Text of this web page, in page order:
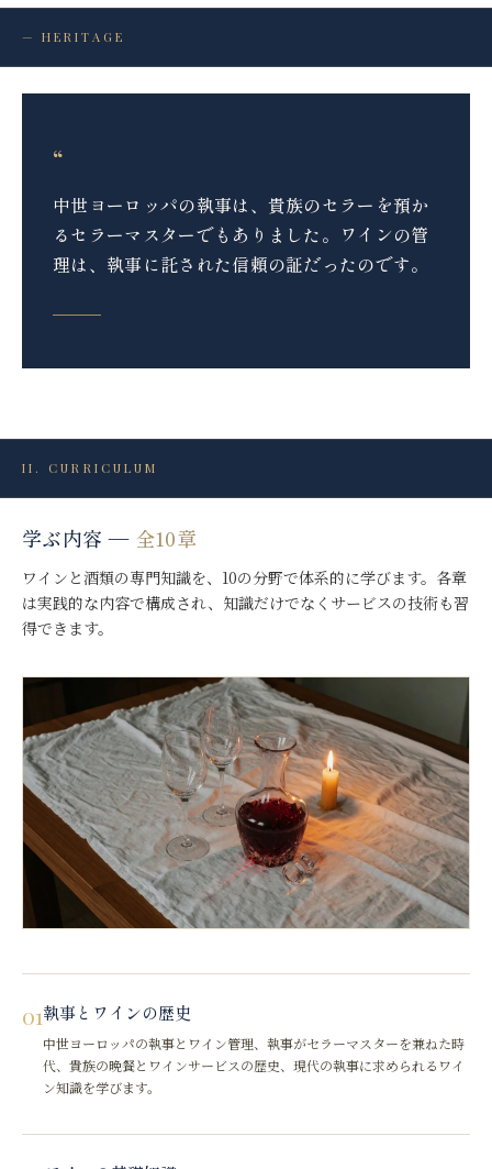
— HERITAGE
“
中世ヨーロッパの執事は、貴族のセラーを預か
るセラーマスターでもありました。ワインの管
理は、執事に託された信頼の証だったのです。
II. CURRICULUM
学ぶ内容 — 全10章
ワインと酒類の専門知識を、10の分野で体系的に学びます。各章
は実践的な内容で構成され、知識だけでなくサービスの技術も習
得できます。
01執事とワインの歴史
中世ヨーロッパの執事とワイン管理、執事がセラーマスターを兼ねた時
代、貴族の晩餐とワインサービスの歴史、現代の執事に求められるワイ
ン知識を学びます。